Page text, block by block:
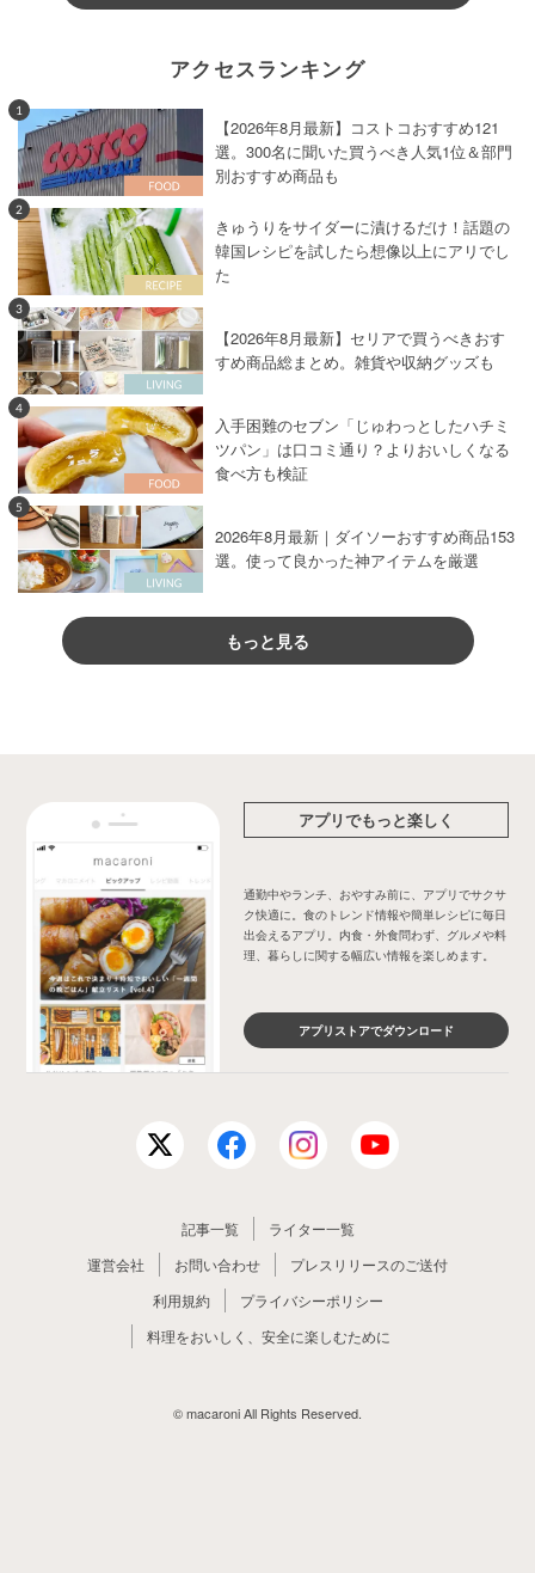
アクセスランキング
1
【2026年8月最新】コストコおすすめ121
選。300名に聞いた買うべき人気1位＆部門
別おすすめ商品も
2
きゅうりをサイダーに漬けるだけ！話題の
韓国レシピを試したら想像以上にアリでし
た
3
【2026年8月最新】セリアで買うべきおす
すめ商品総まとめ。雑貨や収納グッズも
4
入手困難のセブン「じゅわっとしたハチミ
ツパン」は口コミ通り？よりおいしくなる
食べ方も検証
5
2026年8月最新｜ダイソーおすすめ商品153
選。使って良かった神アイテムを厳選
もっと見る
アプリでもっと楽しく
通勤中やランチ、おやすみ前に、アプリでサクサ
ク快適に。食のトレンド情報や簡単レシピに毎日
出会えるアプリ。内食・外食問わず、グルメや料
理、暮らしに関する幅広い情報を楽しめます。
アプリストアでダウンロード
記事一覧
ライター一覧
運営会社
お問い合わせ
プレスリリースのご送付
利用規約
プライバシーポリシー
料理をおいしく、安全に楽しむために
© macaroni All Rights Reserved.